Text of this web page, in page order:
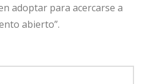
adoptar para acercarse a
abierto”.